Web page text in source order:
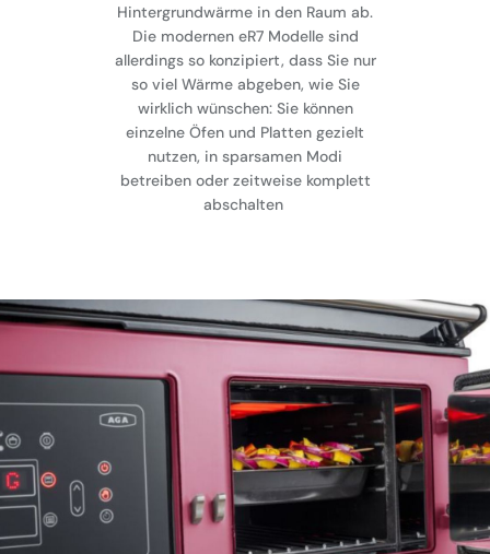
Hintergrundwärme in den Raum ab.
Die modernen eR7 Modelle sind
allerdings so konzipiert, dass Sie nur
so viel Wärme abgeben, wie Sie
wirklich wünschen: Sie können
einzelne Öfen und Platten gezielt
nutzen, in sparsamen Modi
betreiben oder zeitweise komplett
abschalten